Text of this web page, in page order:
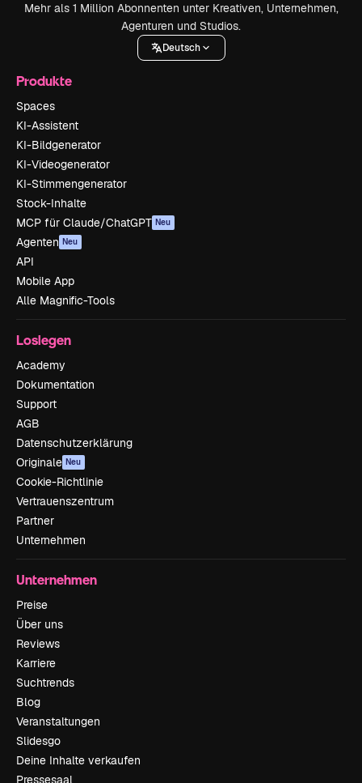
Mehr als 1 Million Abonnenten unter Kreativen, Unternehmen,
Agenturen und Studios.
Deutsch
Produkte
Spaces
KI-Assistent
KI-Bildgenerator
KI-Videogenerator
KI-Stimmengenerator
Stock-Inhalte
MCP für Claude/ChatGPT Neu
Agenten Neu
API
Mobile App
Alle Magnific-Tools
Loslegen
Academy
Dokumentation
Support
AGB
Datenschutzerklärung
Originale Neu
Cookie-Richtlinie
Vertrauenszentrum
Partner
Unternehmen
Unternehmen
Preise
Über uns
Reviews
Karriere
Suchtrends
Blog
Veranstaltungen
Slidesgo
Deine Inhalte verkaufen
Pressesaal